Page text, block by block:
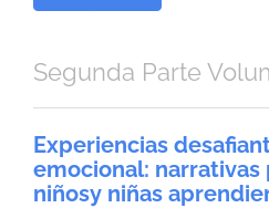
Segunda Parte
Experiencias
emocional: narrativas
niñosy niñas